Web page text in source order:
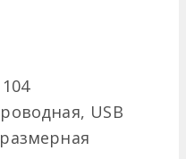
104
USB